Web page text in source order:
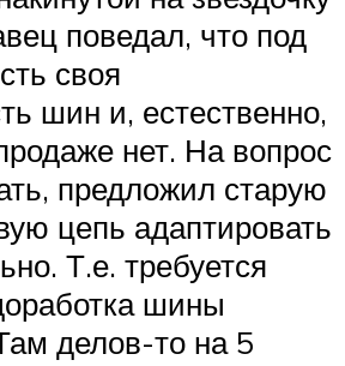
поведал, что под
своя
шин и, естественно,
нет. На вопрос
предложил старую
цепь адаптировать
Т.е. требуется
шины
делов-то на 5